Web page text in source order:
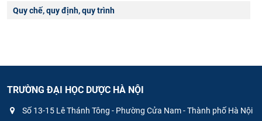
Quy chế, quy định, quy trình
TRƯỜNG ĐẠI HỌC DƯỢC HÀ NỘI
Số 13-15 Lê Thánh Tông - Phường Cửa Nam - Thành phố Hà Nội